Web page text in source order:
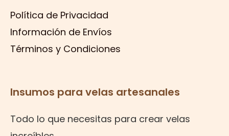
Política de Privacidad
Información de Envíos
Términos y Condiciones
Insumos para velas artesanales
Todo lo que necesitas para crear velas